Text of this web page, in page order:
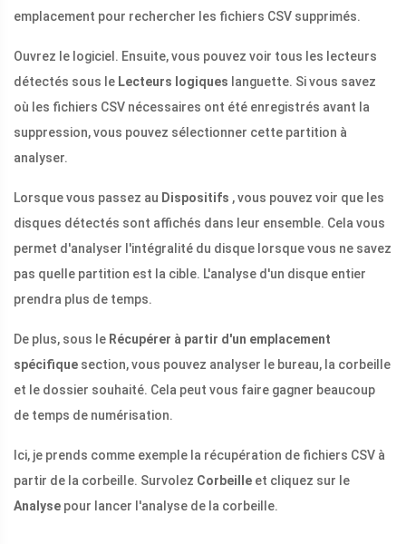
emplacement pour rechercher les fichiers CSV supprimés.
Ouvrez le logiciel. Ensuite, vous pouvez voir tous les lecteurs
détectés sous le Lecteurs logiques languette. Si vous savez
où les fichiers CSV nécessaires ont été enregistrés avant la
suppression, vous pouvez sélectionner cette partition à
analyser.
Lorsque vous passez au Dispositifs , vous pouvez voir que les
disques détectés sont affichés dans leur ensemble. Cela vous
permet d'analyser l'intégralité du disque lorsque vous ne savez
pas quelle partition est la cible. L'analyse d'un disque entier
prendra plus de temps.
De plus, sous le Récupérer à partir d'un emplacement
spécifique section, vous pouvez analyser le bureau, la corbeille
et le dossier souhaité. Cela peut vous faire gagner beaucoup
de temps de numérisation.
Ici, je prends comme exemple la récupération de fichiers CSV à
partir de la corbeille. Survolez Corbeille et cliquez sur le
Analyse pour lancer l'analyse de la corbeille.